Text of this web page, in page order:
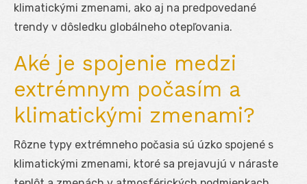
klimatickými zmenami, ako aj na predpovedané
trendy v dôsledku globálneho otepľovania.
Aké je spojenie medzi
extrémnym počasím a
klimatickými zmenami?
Rôzne typy extrémneho počasia sú úzko spojené s
klimatickými zmenami, ktoré sa prejavujú v náraste